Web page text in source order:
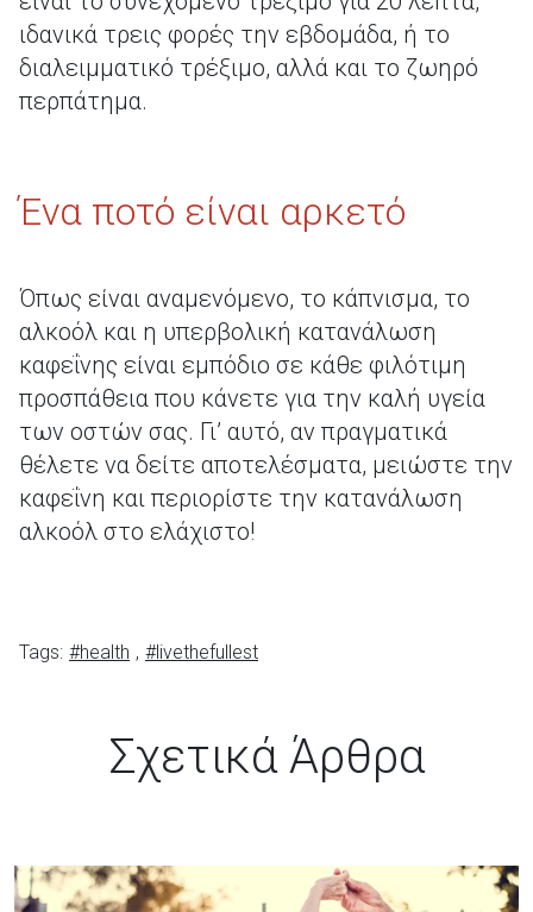
ιδανικά τρεις φορές την εβδομάδα, ή το
διαλειμματικό τρέξιμο, αλλά και το ζωηρό
περπάτημα.
Ένα ποτό είναι αρκετό
Όπως είναι αναμενόμενο, το κάπνισμα, το
αλκοόλ και η υπερβολική κατανάλωση
καφεΐνης είναι εμπόδιο σε κάθε φιλότιμη
προσπάθεια που κάνετε για την καλή υγεία
των οστών σας. Γι’ αυτό, αν πραγματικά
θέλετε να δείτε αποτελέσματα, μειώστε την
καφεΐνη και περιορίστε την κατανάλωση
αλκοόλ στο ελάχιστο!
Tags: #health , #livethefullest
Σχετικά Άρθρα